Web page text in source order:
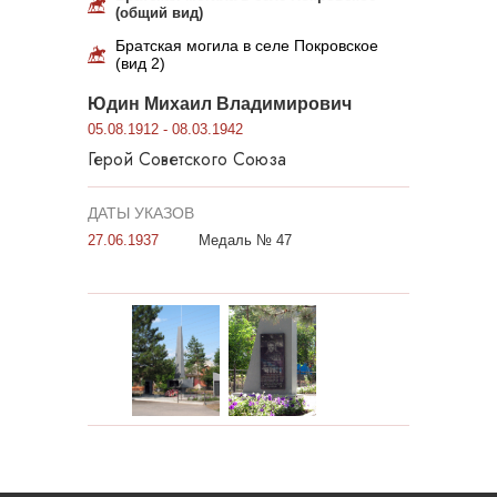
(общий вид)
Братская могила в селе Покровское
(вид 2)
Юдин Михаил Владимирович
05.08.1912 - 08.03.1942
Герой Советского Союза
ДАТЫ УКАЗОВ
27.06.1937 Медаль № 47